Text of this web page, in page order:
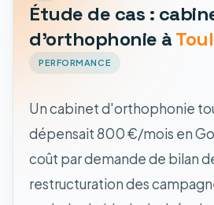
Étude de cas :
d'orthophonie à
PERFORMANCE
Un cabinet d'orthophonie
dépensait 800 €/mois en
coût par demande de bilan
restructuration des